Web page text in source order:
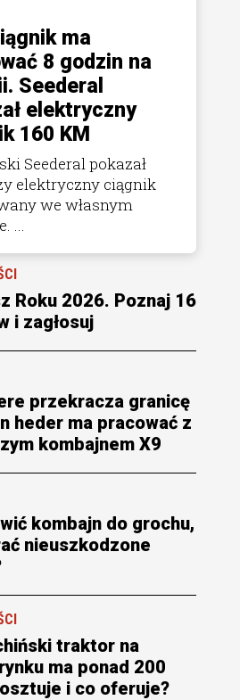
ma
8 godzin na
Seederal
elektryczny
160 KM
Seederal pokazał
elektryczny ciągnik
we własnym
...
Roku 2026. Poznaj 16
i zagłosuj
przekracza granicę
heder ma pracować z
kombajnem X9
kombajn do grochu,
nieuszkodzone
traktor na
ma ponad 200
i co oferuje?